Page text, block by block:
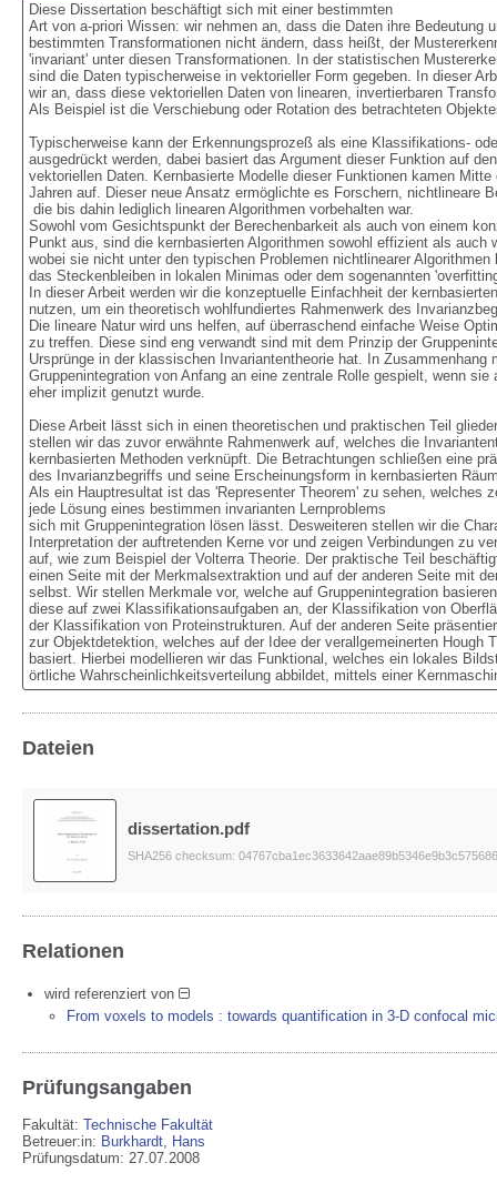
Diese Dissertation beschäftigt sich mit einer bestimmten
Art von a-priori Wissen: wir nehmen an, dass die Daten ihre Bedeutung
bestimmten Transformationen nicht ändern, dass heißt, der
'invariant' unter diesen Transformationen. In der statistischen
sind die Daten typischerweise in vektorieller Form gegeben. In dieser
wir an, dass diese vektoriellen Daten von linearen, invertierbaren
Als Beispiel ist die Verschiebung oder Rotation des betrachteten
Typischerweise kann der Erkennungsprozeß als eine Klassifikations-
ausgedrückt werden, dabei basiert das Argument dieser Funktion auf
vektoriellen Daten. Kernbasierte Modelle dieser Funktionen kamen
Jahren auf. Dieser neue Ansatz ermöglichte es Forschern, nichtlineare
Sowohl vom Gesichtspunkt der Berechenbarkeit als auch von einem
Punkt aus, sind die kernbasierten Algorithmen sowohl effizient als auch
wobei sie nicht unter den typischen Problemen nichtlinearer
das Steckenbleiben in lokalen Minimas oder dem sogenannten
In dieser Arbeit werden wir die konzeptuelle Einfachheit der
nutzen, um ein theoretisch wohlfundiertes Rahmenwerk des
Die lineare Natur wird uns helfen, auf überraschend einfache Weise
zu treffen. Diese sind eng verwandt sind mit dem Prinzip der
Ursprünge in der klassischen Invariantentheorie hat. In
Gruppenintegration von Anfang an eine zentrale Rolle gespielt, wenn
eher implizit genutzt wurde.
Diese Arbeit lässt sich in einen theoretischen und praktischen Teil
stellen wir das zuvor erwähnte Rahmenwerk auf, welches die
kernbasierten Methoden verknüpft. Die Betrachtungen schließen eine
des Invarianzbegriffs und seine Erscheinungsform in kernbasierten
Als ein Hauptresultat ist das 'Representer Theorem' zu sehen, welches
jede Lösung eines bestimmen invarianten Lernproblems
sich mit Gruppenintegration lösen lässt. Desweiteren stellen wir die
Interpretation der auftretenden Kerne vor und zeigen Verbindungen zu
auf, wie zum Beispiel der Volterra Theorie. Der praktische Teil
einen Seite mit der Merkmalsextraktion und auf der anderen Seite mit
selbst. Wir stellen Merkmale vor, welche auf Gruppenintegration
diese auf zwei Klassifikationsaufgaben an, der Klassifikation von
der Klassifikation von Proteinstrukturen. Auf der anderen Seite
zur Objektdetektion, welches auf der Idee der verallgemeinerten Hough
basiert. Hierbei modellieren wir das Funktional, welches ein lokales
örtliche Wahrscheinlichkeitsverteilung abbildet, mittels einer
Dateien
dissertation.pdf
SHA256 checksum:
Relationen
wird referenziert von
From voxels to models : towards quantification in 3-D confocal
Prüfungsangaben
Fakultät: Technische Fakultät
Betreuer:in: Burkhardt, Hans
Prüfungsdatum: 27.07.2008